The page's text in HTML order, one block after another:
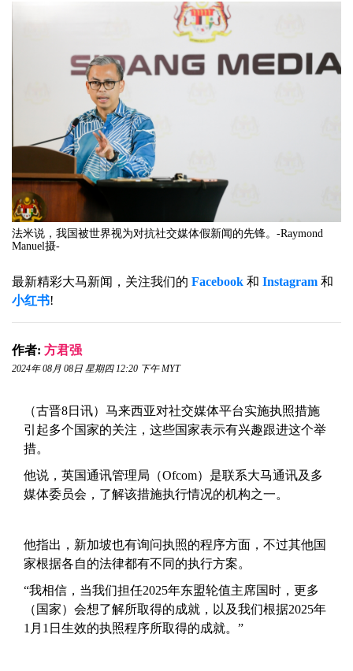
法米说，我国被世界视为对抗社交媒体假新闻的先锋。-Raymond
Manuel摄-
最新精彩大马新闻，关注我们的 Facebook 和 Instagram 和
小红书!
作者: 方君强
2024年 08月 08日 星期四 12:20 下午 MYT
（古晋8日讯）马来西亚对社交媒体平台实施执照措施
引起多个国家的关注，这些国家表示有兴趣跟进这个举
措。
他说，英国通讯管理局（Ofcom）是联系大马通讯及多
媒体委员会，了解该措施执行情况的机构之一。
他指出，新加坡也有询问执照的程序方面，不过其他国
家根据各自的法律都有不同的执行方案。
“我相信，当我们担任2025年东盟轮值主席国时，更多
（国家）会想了解所取得的成就，以及我们根据2025年
1月1日生效的执照程序所取得的成就。”